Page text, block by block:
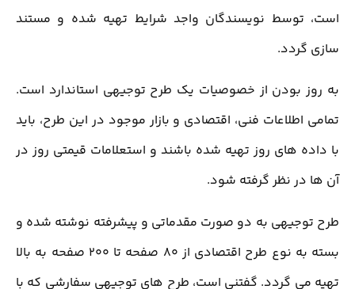
است، توسط نویسندگان واجد شرایط تهیه شده و مستند
سازی گردد.
به روز بودن از خصوصیات یک طرح توجیهی استاندارد است.
تمامی اطلاعات فنی، اقتصادی و بازار موجود در این طرح، باید
با داده های روز تهیه شده باشند و استعلامات قیمتی روز در
آن ها در نظر گرفته شود.
طرح توجیهی به دو صورت مقدماتی و پیشرفته نوشته شده و
بسته به نوع طرح اقتصادی از 80 صفحه تا 200 صفحه به بالا
تهیه می گردد. گفتنی است، طرح های توجیهی سفارشی که با